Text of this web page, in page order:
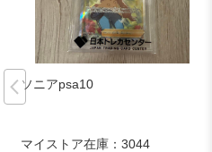
ソニアpsa10
マイストア在庫： 3044